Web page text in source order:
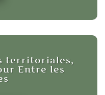
territoriales,
Entre les